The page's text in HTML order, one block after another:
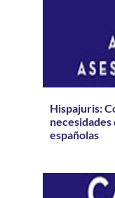
Hispajuris:
necesidades
españolas